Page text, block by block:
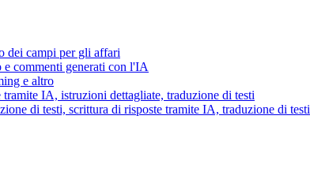
dei campi per gli affari
commenti generati con l'IA
e altro
IA, istruzioni dettagliate, traduzione di testi
di testi, scrittura di risposte tramite IA, traduzione di testi